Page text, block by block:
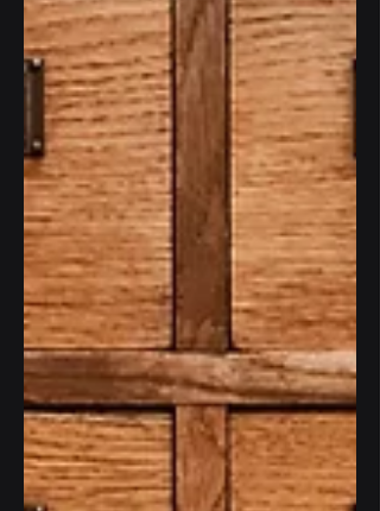
su postale dio svakodnevnog rada. Za
mnoge organizacije prelazak u cloud
predstavljao je značajan napredak. Nema
više održavanja vlastitih servera, brige o
fizičkoj infrastrukturi